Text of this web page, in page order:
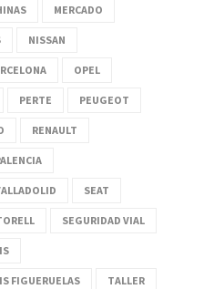
MERCADO
NISSAN
OPEL
PERTE PEUGEOT
RENAULT
SEAT
SEGURIDAD VIAL
FIGUERUELAS TALLER